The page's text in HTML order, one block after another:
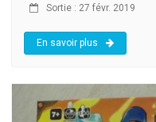
Sortie : 27 févr. 2019
En savoir plus